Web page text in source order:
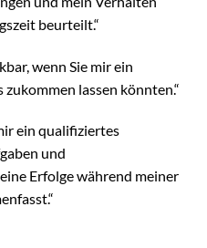
beurteilt.“
wenn Sie mir ein
lassen könnten.“
ein qualifiziertes
und
Erfolge während meiner